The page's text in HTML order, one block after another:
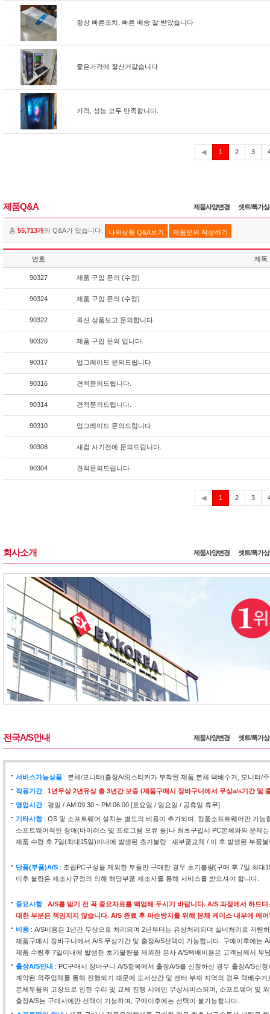
항상 빠른조치, 빠른 배송 잘 받았습니다
좋은가격에 잘산거같습니다
가격, 성능 모두 만족합니다.
◀ 1
재
2 3
제품Q&A 제품사양변경 셋트/특가
총 55,713개의 Q&A가 있습니다. 나의상품 Q&A보기 제품문의 작성하기
번호 제목
90327 제품 구입 문의 (수정)
90324 제품 구입 문의 (수정)
90322 옥션 상품보고 문의합니다.
90320 제품 구입 문의 입니다.
90317 업그레이드 문의드립니다
90316 견적문의드립니다.
90314 견적문의드립니다.
90310 업그레이드 문의드립니다
90308 새컴 사기전에 문의드립니다.
90304 견적문의드립니다
◀ 1
재
2 3
회사소개 제품사양변경 셋트/특가
전국A/S안내 제품사양변경 셋트/특가
서비스가능상품 : 본체/모니터(출장A/S)스티커가 부착된 제품,본체 택배수거, 모니터/
적용기간: 1년무상 2년유상 총 3년간 보증 (제품구매시 장바구니에서 무상a/s기간 및
영업시간: 평일 / AM:09:30 ~ PM:06:00 [토요일 / 일요일 / 공휴일 휴무]
기타사항: OS 및 소프트웨어 설치는 별도의 비용이 추가되며, 정품소프트웨어만 가능
소프트웨어적인 장애(바이러스 및 프로그램 오류 등)나 최초구입시 PC본체와의 문제
제품 수령 후 7일(최대15일)이내에 발생된 초기불량 : 새부품교체 / 이 후 발생된 부품
단품(부품)A/S : 조립PC구성을 제외한 부품만 구매한 경우 초기불량(구매 후 7일 최대
이후 불량은 제조사규정의 의해 해당부품 제조사를 통해 서비스를 받으셔야 합니다.
중요사항: A/S를 받기 전 꼭 중요자료를 백업해 두시기 바랍니다. A/S 과정에서 하드
대한 부분은 책임지지 않습니다. A/S 완료 후 파손방지를 위해 본체 케이스 내부에 에
비용 : A/S비용은 1년간 무상으로 처리되며 2년부터는 유상처리되며 실비처리로 저렴
제품구매시 장바구니에서 A/S 무상기간 및 출장A/S선택이 가능합니다. 구매이후에는
제품 수령후 7일이내에 발생한 초기불량을 제외한 본사 A/S택배비용은 고객님께서 부
출장A/S안내 : PC구매시 장바구니 A/S항목에서 출장A/S를 신청하신 경우 출장A/S신
계약된 외주업체를 통해 진행되기 때문에 도서산간 및 센터 부재 지역의 경우 택배수
본체부품의 고장으로 인한 수리 및 교체 진행 시에만 무상서비스되며, 소프트웨어 및
출장A/S는 구매시에만 선택이 가능하며, 구매이후에는 선택이 불가능합니다.